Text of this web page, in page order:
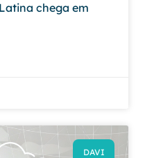
chega em
DAVI